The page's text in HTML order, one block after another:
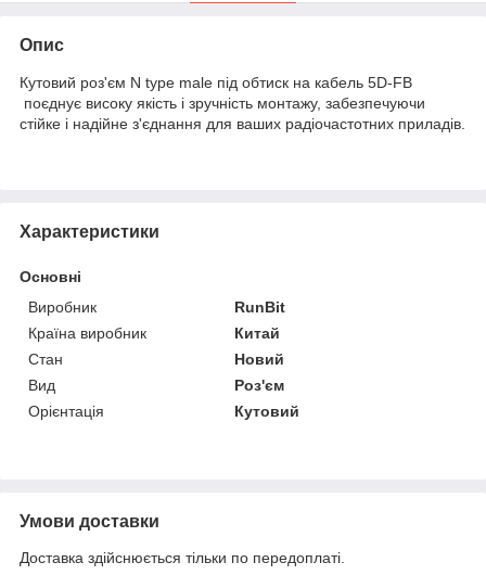
Опис
Кутовий роз'єм N type male під обтиск на кабель 5D-FB
поєднує високу якість і зручність монтажу, забезпечуючи
стійке і надійне з'єднання для ваших радіочастотних приладів.
Характеристики
Основні
Виробник
RunBit
Країна виробник
Китай
Стан
Новий
Вид
Роз'єм
Орієнтація
Кутовий
Умови доставки
Доставка здійснюється тільки по передоплаті.